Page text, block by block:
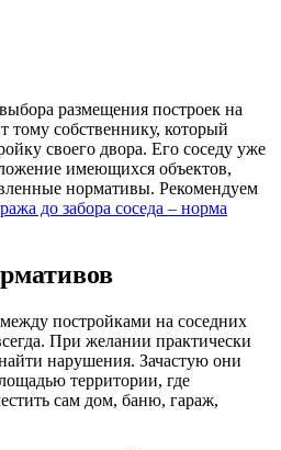
размещения построек на
тому собственнику, который
своего двора. Его соседу уже
имеющихся объектов,
нормативы. Рекомендуем
до забора соседа – норма
постройками на соседних
При желании практически
нарушения. Зачастую они
территории, где
сам дом, баню, гараж,